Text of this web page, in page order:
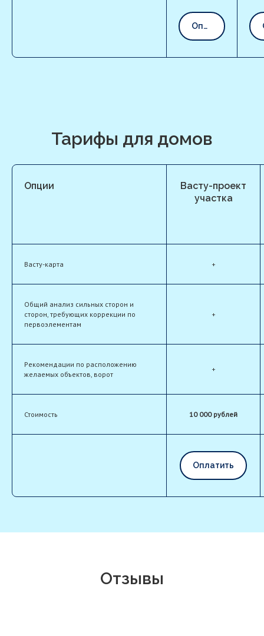
Оплатить
Тарифы для домов
Опции
Васту-проект
участка
Васту-карта +
Общий анализ сильных сторон и
сторон, требующих коррекции по
первоэлементам
+
Рекомендации по расположению
желаемых объектов, ворот
+
Стоимость 10 000 рублей
Оплатить
Отзывы